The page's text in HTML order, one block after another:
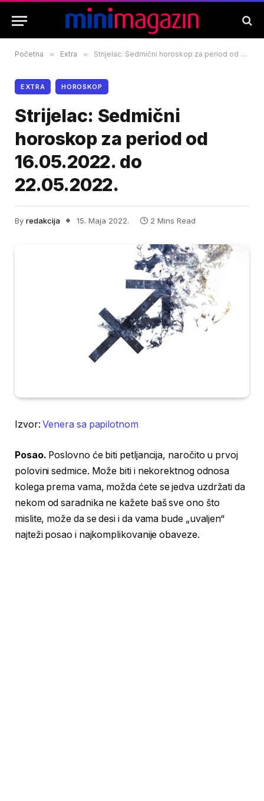
Početna » Extra » Strijelac: Sedmični horoskop za period od 16.05.2022. do 22.05.2022.
EXTRA HOROSKOP
Strijelac: Sedmični
horoskop za period od
16.05.2022. do
22.05.2022.
By redakcija 15. Maja 2022. 2 Mins Read
Izvor:Venera sa papilotnom
Posao. Poslovno će biti petljancija, naročito u prvoj
polovini sedmice. Može biti i nekorektnog odnosa
kolega prema vama, možda ćete se jedva uzdržati da
nekom od saradnika ne kažete baš sve ono što
mislite, može da se desi i da vama bude „uvaljen“
najteži posao i najkomplikovanije obaveze.